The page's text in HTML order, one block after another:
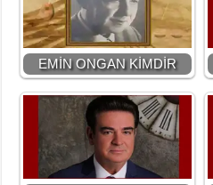
EMİN ONGAN KİMDİR